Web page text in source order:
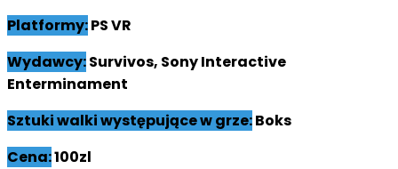
Platformy:PS VR
Wydawcy:Survivos, Sony Interactive
Enterminament
Sztuki walki występujące w grze:Boks
Cena:100zl